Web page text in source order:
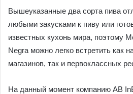
Вышеуказанные два сорта пива
любыми закусками к пиву или
известных кухонь мира, поэтому
Negra можно легко встретить как
магазинов, так и первоклассных
На данный момент компанию AB